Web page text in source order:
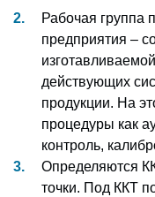
Рабочая группа
предприятия –
действующих
продукции. На
процедуры как
контроль,
Определяются
точки. Под ККТ